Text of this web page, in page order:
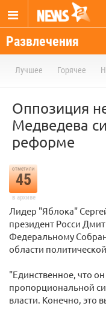
Развлечения
Лучшее Горячее
Оппозиция
Медведева
реформе
отметили
45
в архиве
Лидер "Яблока"
президент Росси
Федеральному
области
"Единственное, что
пропорциональной
власти. Конечно, это